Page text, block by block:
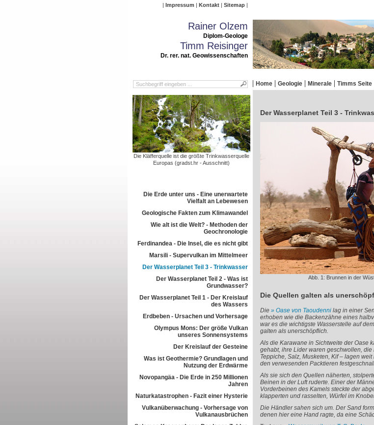
Impressum Kontakt Sitemap
Rainer Olzem
Diplom-Geologe
Timm Reisinger
Dr. rer. nat. Geowissenschaften
Home Geologie Minerale Timms Seite
Die Kläfferquelle ist die größte Trinkwasserquelle
Europas (gradst.hr - Ausschnitt)
Die Erde unter uns - Eine unerwartete
Vielfalt an Lebewesen
Geologische Fakten zum Klimawandel
Wie alt ist die Welt? - Methoden der
Geochronologie
Ferdinandea - Die Insel, die es nicht gibt
Marsili - Supervulkan im Mittelmeer
Der Wasserplanet Teil 3 - Trinkwasser
Der Wasserplanet Teil 2 - Was ist
Grundwasser?
Der Wasserplanet Teil 1 - Der Kreislauf
des Wassers
Erdbeben - Ursachen und Vorhersage
Olympus Mons: Der größe Vulkan
unseres Sonnensystems
Der Kreislauf der Gesteine
Was ist Geothermie? Grundlagen und
Nutzung der Erdwärme
Novopangäa - Die Erde in 250 Millionen
Jahren
Naturkatastrophen - Fazit einer Hysterie
Vulkanüberwachung - Vorhersage von
Vulkanausbrüchen
Der Wasserplanet Teil 3 -
Abb. 1: Brunnen in der
Die Quellen galten als
Die Oase von Taoudennilag in einer
erhoben wie die Backenzähne eines
war es die wichtigste Wasserstelle auf
galten als unerschöpflich.
Als die Karawane in Sichtweite der Oase
gehabt, ihre Lider waren geschwollen,
Teppiche, Salz, Musketen, Kif – lagen
den verwesenden Packtieren
Als sie sich den Quellen näherten,
Beinen in der Luft ruderte. Einer der
Vorderbeinen des Kamels steckte der
klapperten und rasselten, Würfel im
Die Händler sahen sich um. Der Sand
denen hier eine Hand ragte, da eine